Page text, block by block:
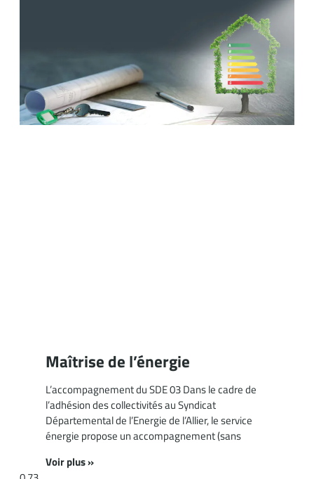
Maîtrise de l’énergie
L’accompagnement du SDE 03 Dans le cadre de
l’adhésion des collectivités au Syndicat
Départemental de l’Energie de l’Allier, le service
énergie propose un accompagnement (sans
Voir plus »